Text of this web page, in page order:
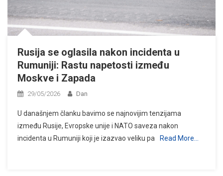
Rusija se oglasila nakon incidenta u
Rumuniji: Rastu napetosti između
Moskve i Zapada
29/05/2026 Dan
U današnjem članku bavimo se najnovijim tenzijama
između Rusije, Evropske unije i NATO saveza nakon
incidenta u Rumuniji koji je izazvao veliku pa
Read More…